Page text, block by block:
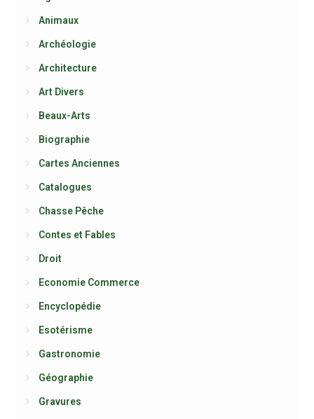
Animaux
Archéologie
Architecture
Art Divers
Beaux-Arts
Biographie
Cartes Anciennes
Catalogues
Chasse Pêche
Contes et Fables
Droit
Economie Commerce
Encyclopédie
Esotérisme
Gastronomie
Géographie
Gravures